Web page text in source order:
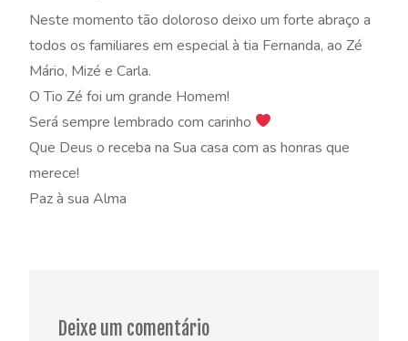
Neste momento tão doloroso deixo um forte abraço a
todos os familiares em especial à tia Fernanda, ao Zé
Mário, Mizé e Carla.
O Tio Zé foi um grande Homem!
Será sempre lembrado com carinho
Que Deus o receba na Sua casa com as honras que
merece!
Paz à sua Alma
Deixe um comentário